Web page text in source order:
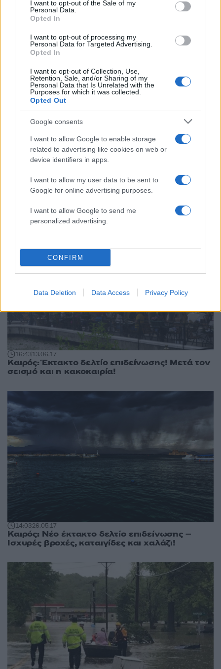
I want to opt-out of the Sale of my
Personal Data.
Opted In
I want to opt-out of processing my
Personal Data for Targeted Advertising.
Opted In
I want to opt-out of Collection, Use,
Retention, Sale, and/or Sharing of my
Personal Data that Is Unrelated with the
Purposes for which it was collected.
Opted Out
Google consents
I want to allow Google to enable storage
related to advertising like cookies on web or
device identifiers in apps.
I want to allow my user data to be sent to
Google for online advertising purposes.
I want to allow Google to send me
personalized advertising.
CONFIRM
Data Deletion Data Access Privacy Policy
16.07.17
Καιρός: Από τη “Μέδουσα” στη “Χάρυβδη”!
Καιρός: ”Σφυροκόπημα” με εκατοντάδες
κεραυνούς – Ποιες περιοχές θα ”πνιγούν” απ’
τις βροχές
16:4313.06.17
Καιρός: Έκτακτο δελτίο επιδείνωσης! Μετά τον
σεισμό και η κακοκαιρία!
14:0326.05.17
Καιρός: Νέο έκτακτο δελτίο επιδείνωσης –
Ισχυρές βροχές, καταιγίδες και χαλάζι!